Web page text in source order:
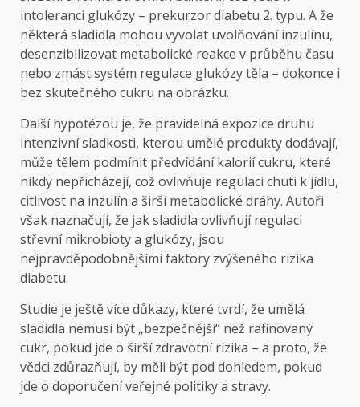
intoleranci glukózy – prekurzor diabetu 2. typu. A že
některá sladidla mohou vyvolat uvolňování inzulínu,
desenzibilizovat metabolické reakce v průběhu času
nebo zmást systém regulace glukózy těla – dokonce i
bez skutečného cukru na obrázku.
Další hypotézou je, že pravidelná expozice druhu
intenzivní sladkosti, kterou umělé produkty dodávají,
může tělem podmínit předvídání kalorií cukru, které
nikdy nepřicházejí, což ovlivňuje regulaci chuti k jídlu,
citlivost na inzulín a širší metabolické dráhy. Autoři
však naznačují, že jak sladidla ovlivňují regulaci
střevní mikrobioty a glukózy, jsou
nejpravděpodobnějšími faktory zvýšeného rizika
diabetu.
Studie je ještě více důkazy, které tvrdí, že umělá
sladidla nemusí být „bezpečnější“ než rafinovaný
cukr, pokud jde o širší zdravotní rizika – a proto, že
vědci zdůrazňují, by měli být pod dohledem, pokud
jde o doporučení veřejné politiky a stravy.